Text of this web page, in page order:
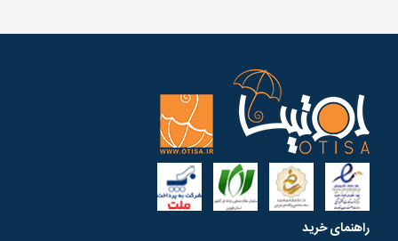
راهنمای خرید